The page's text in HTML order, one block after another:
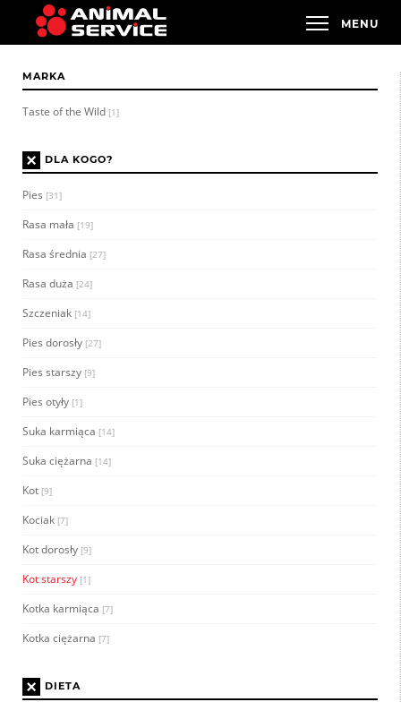
MARKA
Taste of the Wild [1]
× DLA KOGO?
Pies [31]
Rasa mała [19]
Rasa średnia [27]
Rasa duża [24]
Szczeniak [14]
Pies dorosły [27]
Pies starszy [9]
Pies otyły [1]
Suka karmiąca [14]
Suka ciężarna [14]
Kot [9]
Kociak [7]
Kot dorosły [9]
Kot starszy [1]
Kotka karmiąca [7]
Kotka ciężarna [7]
× DIETA